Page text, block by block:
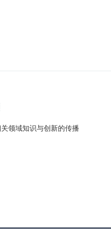
领域知识与创新的传播